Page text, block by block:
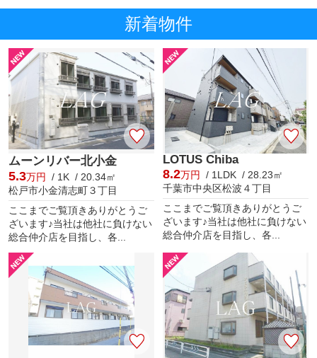
新着物件
ムーンリバー北小金
5.3万円
/ 1K / 20.34㎡
松戸市小金清志町３丁目
ここまでご覧頂きありがとうご
ざいます♪当社は他社に負けない
総合仲介店を目指し、各...
LOTUS Chiba
8.2万円
/ 1LDK / 28.23㎡
千葉市中央区松波４丁目
ここまでご覧頂きありがとうご
ざいます♪当社は他社に負けない
総合仲介店を目指し、各...